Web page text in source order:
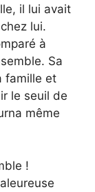
il lui avait
lui.
à
Sa
famille et
le seuil de
même
!